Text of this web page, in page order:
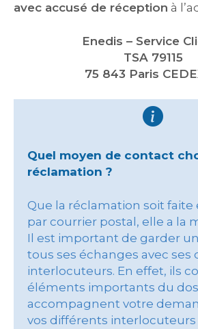
avec accusé de réception à
Enedis – Service
TSA 79115
75 843 Paris
Quel moyen de contact
réclamation ?
Que la réclamation soit faite
par courrier postal, elle a la
Il est important de garder
tous ses échanges avec ses
interlocuteurs. En effet, ils
éléments importants du
accompagnent votre
vos différents interlocuteurs